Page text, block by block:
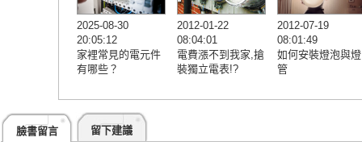
2025-08-30
20:05:12
家裡常見的電元件
有哪些？
2012-01-22
08:04:01
電費漲不到我家,搶
裝獨立電表!?
2012-07-19
08:01:49
如何安裝燈泡與燈
管
臉書留言 留下建議